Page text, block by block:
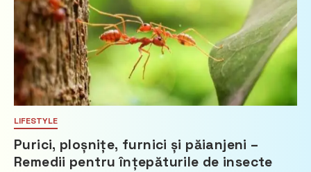
LIFESTYLE
Purici, ploșnițe, furnici și păianjeni –
Remedii pentru înțepăturile de insecte